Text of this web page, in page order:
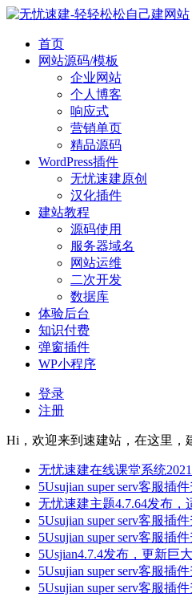
首页
网站源码/模板
企业网站
个人博客
响应式
营销单页
精品源码
WordPress插件
无忧速建原创
汉化插件
建站教程
源码使用
服务器域名
网站运维
二次开发
数据库
体验后台
知识付费
弹窗插件
WP小程序
登录
注册
Hi，欢迎来到速建站，在这里，
无忧速建在线课堂系统
5Usujian super serv客服插
无忧速建主题4.7.64发布，
5Usujian super serv客服插
5Usujian super serv客服插
5Usjian4.7.4发布，更新巨
5Usujian super serv客服插
5Usujian super serv客服插